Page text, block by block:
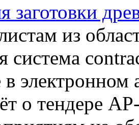
заготовки
из
система
в
о тендере